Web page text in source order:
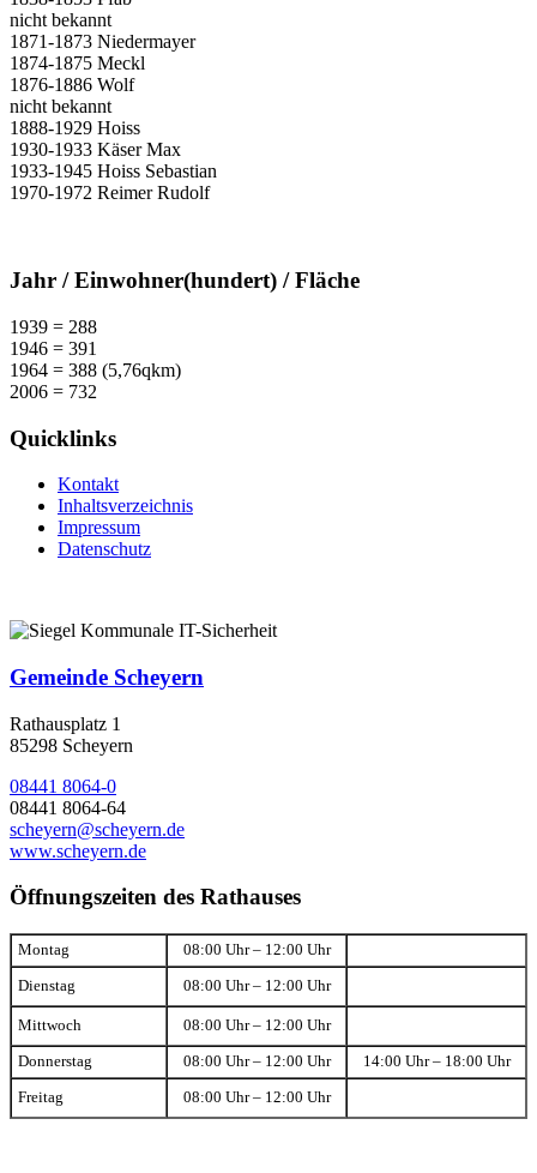
nicht bekannt
1871-1873 Niedermayer
1874-1875 Meckl
1876-1886 Wolf
nicht bekannt
1888-1929 Hoiss
1930-1933 Käser Max
1933-1945 Hoiss Sebastian
1970-1972 Reimer Rudolf
Jahr / Einwohner(hundert) / Fläche
1939 = 288
1946 = 391
1964 = 388 (5,76qkm)
2006 = 732
Quicklinks
Kontakt
Inhaltsverzeichnis
Impressum
Datenschutz
Gemeinde Scheyern
Rathausplatz 1
85298 Scheyern
08441 8064-0
08441 8064-64
scheyern@scheyern.de
www.scheyern.de
Öffnungszeiten des Rathauses
Montag 08:00 Uhr – 12:00 Uhr
Dienstag 08:00 Uhr – 12:00 Uhr
Mittwoch 08:00 Uhr – 12:00 Uhr
Donnerstag 08:00 Uhr – 12:00 Uhr 14:00 Uhr – 18:00 Uhr
Freitag 08:00 Uhr – 12:00 Uhr